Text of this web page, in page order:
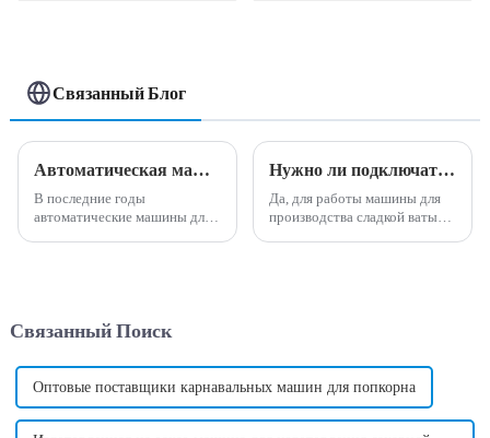
Связанный Блог
Автоматическая машина для производства сладкой ваты, зарабатывающая деньги на рынке
В последние годы
автоматические машины для
революцию в традиционном
обеспечивая...
Нужно ли подключать машины для производства сладкой ваты??
Да, для работы машины для
производства сладкой ваты
этой стране. ...
Связанный Поиск
Оптовые поставщики карнавальных машин для попкорна